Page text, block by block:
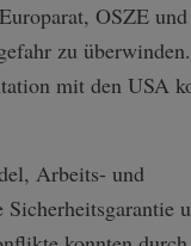
OSZE
zu
mit den USA
Arbeits- und